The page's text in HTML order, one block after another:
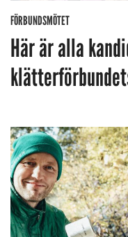
FÖRBUNDSMÖTET
Här är alla